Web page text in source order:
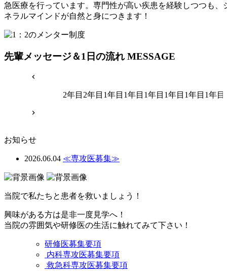
急医療を行っています。専門性が高い疾患を経験しつつも、
ネラルマインドが自然と身につきます！
先輩メッセージ＆1日の流れMESSAGE
2年目 2年目 1年目 1年目 1年目 1年目 1年目 1年目
お知らせ
2026.06.04 ≪専攻医募集≫
当院で私たちと患者を救いましょう！
興味がある方は是非一度見学へ！
当院の雰囲気や研修医の生活に触れてみて下さい！
研修医募集要項
内科専攻医募集要項
救急科専攻医募集要項